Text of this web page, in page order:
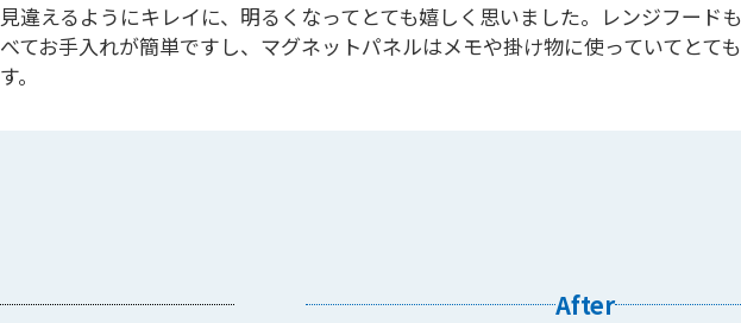
見違えるようにキレイに、明るくなってとても嬉しく思いました。レンジフード
べてお手入れが簡単ですし、マグネットパネルはメモや掛け物に使っていてとて
す。
After